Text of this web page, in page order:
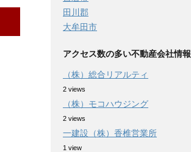
田川郡
大牟田市
アクセス数の多い不動産会社情報
（株）総合リアルティ
2 views
（株）モコハウジング
2 views
一建設（株）香椎営業所
1 view